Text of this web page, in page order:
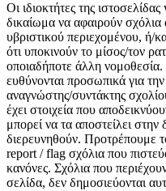
Οι ιδιοκτήτες της
δικαίωμα να αφαιρούν
υβριστικού περιεχομένου, ή/
ότι υποκινούν το μίσος/τον
οποιαδήποτε άλλη
ευθύνονται προσωπικά για
αναγνώστης/συντάκτης
έχει στοιχεία που
μπορεί να τα αποστείλει στην
διερευνηθούν. Προτρέπουμε
report / flag σχόλια που
κανόνες. Σχόλια που
σελίδα, δεν δημοσιεύονται